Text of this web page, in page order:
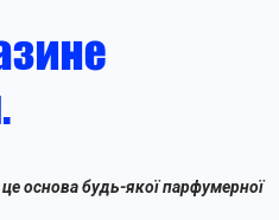
основа будь-якої парфумерної